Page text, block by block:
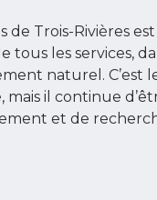
de Trois-Rivières
tous les services,
naturel. C’est
mais il continue
et de